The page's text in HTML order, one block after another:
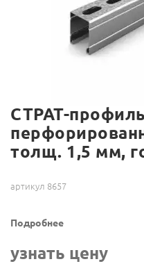
СТРАТ-профиль
толщ. 1,5 мм,
артикул 8657
Подробнее
узнать цену